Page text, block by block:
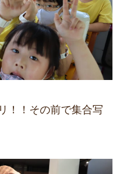
！！その前で集合写